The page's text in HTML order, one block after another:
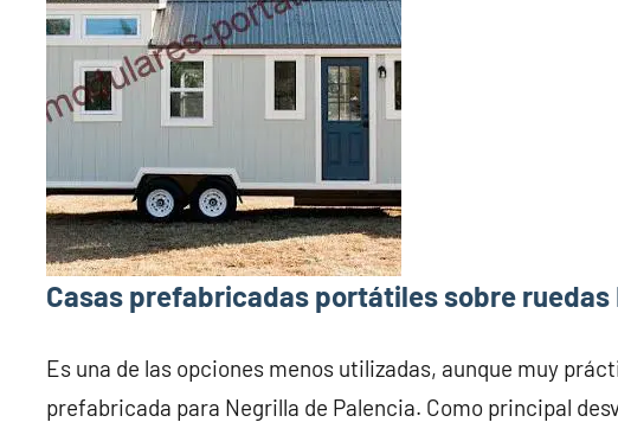
Casas prefabricadas portátiles sobre ruedas
Es una de las opciones menos utilizadas, aunque muy
prefabricada para Negrilla de Palencia. Como principal